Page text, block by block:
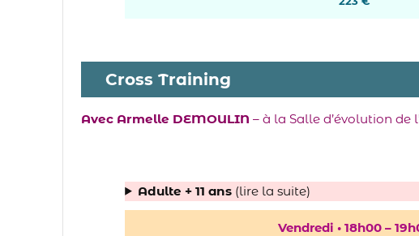
Cross Training
Avec Armelle DEMOULIN – à la Salle d’évolution de
Adulte + 11 ans (lire la suite)
Vendredi • 18h00 – 19h